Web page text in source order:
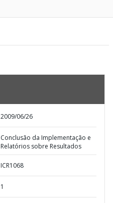
2009/06/26
Conclusão da Implementação e
Relatórios sobre Resultados
ICR1068
1